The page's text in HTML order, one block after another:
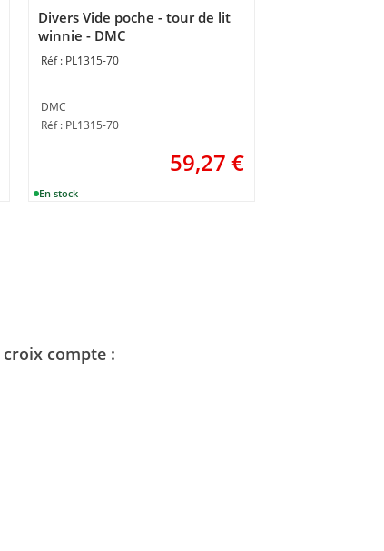
Divers Vide poche - tour de lit
winnie - DMC
PL1315-70
DMC
Réf : PL1315-70
59,27 €
compte :